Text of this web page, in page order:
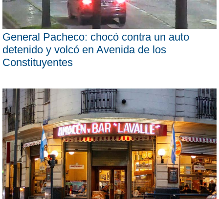
General Pacheco: chocó contra un auto
detenido y volcó en Avenida de los
Constituyentes